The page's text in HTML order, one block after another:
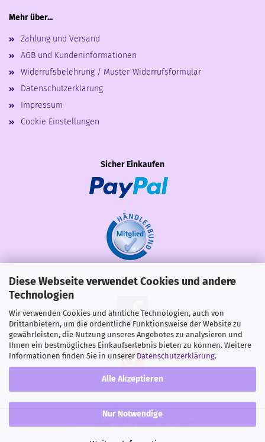
Diese Webseite verwendet Cookies und andere
Technologien
Wir verwenden Cookies und ähnliche Technologien, auch von
Drittanbietern, um die ordentliche Funktionsweise der Website zu
gewährleisten, die Nutzung unseres Angebotes zu analysieren und
Ihnen ein bestmögliches Einkaufserlebnis bieten zu können. Weitere
Informationen finden Sie in unserer Datenschutzerklärung.
Alle Akzeptieren
Nur Notwendige
Mehr über...
Zahlung und Versand
AGB und Kundeninformationen
Widerrufsbelehrung / Muster-Widerrufsformular
Datenschutzerklärung
Impressum
Cookie Einstellungen
Sicher Einkaufen
Share